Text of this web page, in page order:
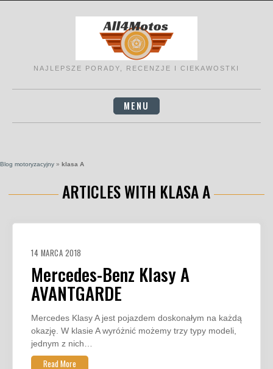
NAJLEPSZE PORADY, RECENZJE I CIEKAWOSTKI
MENU
Blog motoryzacyjny » klasa A
ARTICLES WITH KLASA A
14 MARCA 2018
Mercedes-Benz Klasy A
AVANTGARDE
Mercedes Klasy A jest pojazdem doskonałym na każdą
okazję. W klasie A wyróżnić możemy trzy typy modeli,
jednym z nich…
Read More